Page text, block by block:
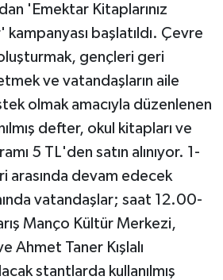
'Emektar Kitaplarınız
başlatıldı. Çevre
gençleri geri
ve vatandaşların aile
olmak amacıyla düzenlenen
defter, okul kitapları ve
5 TL'den satın alınıyor. 1-
arasında devam edecek
vatandaşlar; saat 12.00-
Manço Kültür Merkezi,
Ahmet Taner Kışlalı
stantlarda kullanılmış